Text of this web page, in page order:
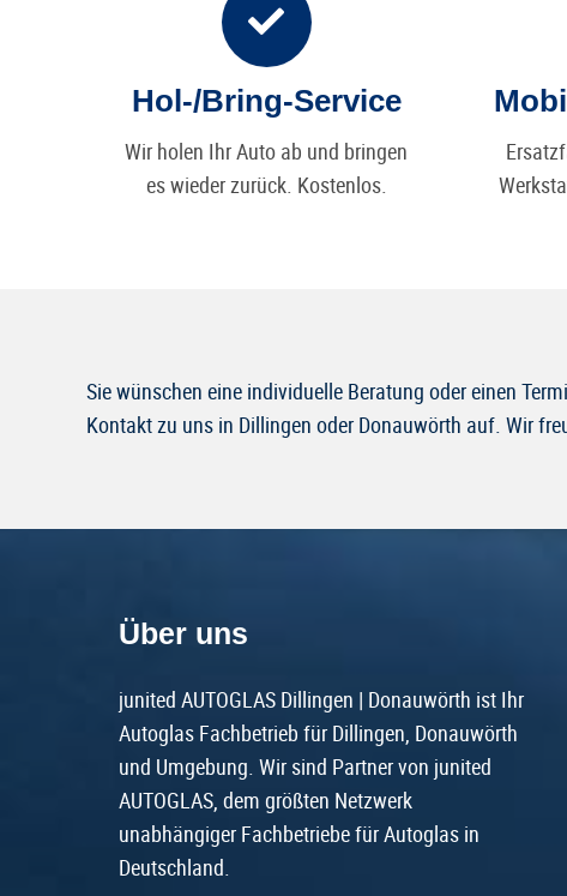
Hol-/Bring-Service
Wir holen Ihr Auto ab und bringen
es wieder zurück. Kostenlos.
Sie wünschen eine individuelle Beratung oder einen
Kontakt zu uns in Dillingen oder Donauwörth auf. Wir
Über uns
junited AUTOGLAS Dillingen | Donauwörth ist Ihr
Autoglas Fachbetrieb für Dillingen, Donauwörth
und Umgebung. Wir sind Partner von junited
AUTOGLAS, dem größten Netzwerk
unabhängiger Fachbetriebe für Autoglas in
Deutschland.